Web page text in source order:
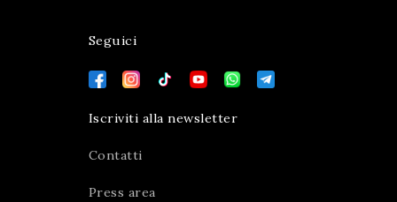
Seguici
Iscriviti alla newsletter
Contatti
Press area